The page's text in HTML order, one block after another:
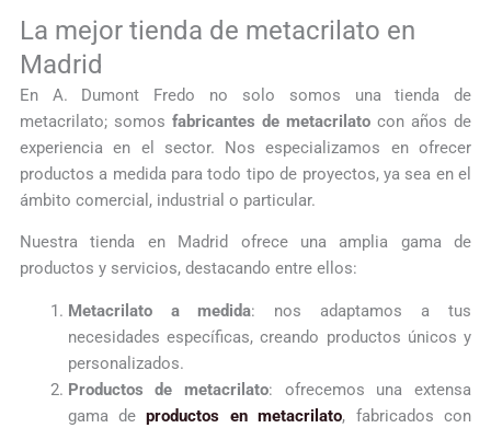
La mejor tienda de metacrilato en
Madrid
En A. Dumont Fredo no solo somos una tienda de
metacrilato; somos fabricantes de metacrilato con años de
experiencia en el sector. Nos especializamos en ofrecer
productos a medida para todo tipo de proyectos, ya sea en el
ámbito comercial, industrial o particular.
Nuestra tienda en Madrid ofrece una amplia gama de
productos y servicios, destacando entre ellos:
Metacrilato a medida: nos adaptamos a tus
necesidades específicas, creando productos únicos y
personalizados.
Productos de metacrilato: ofrecemos una extensa
gama deproductos en metacrilato, fabricados con